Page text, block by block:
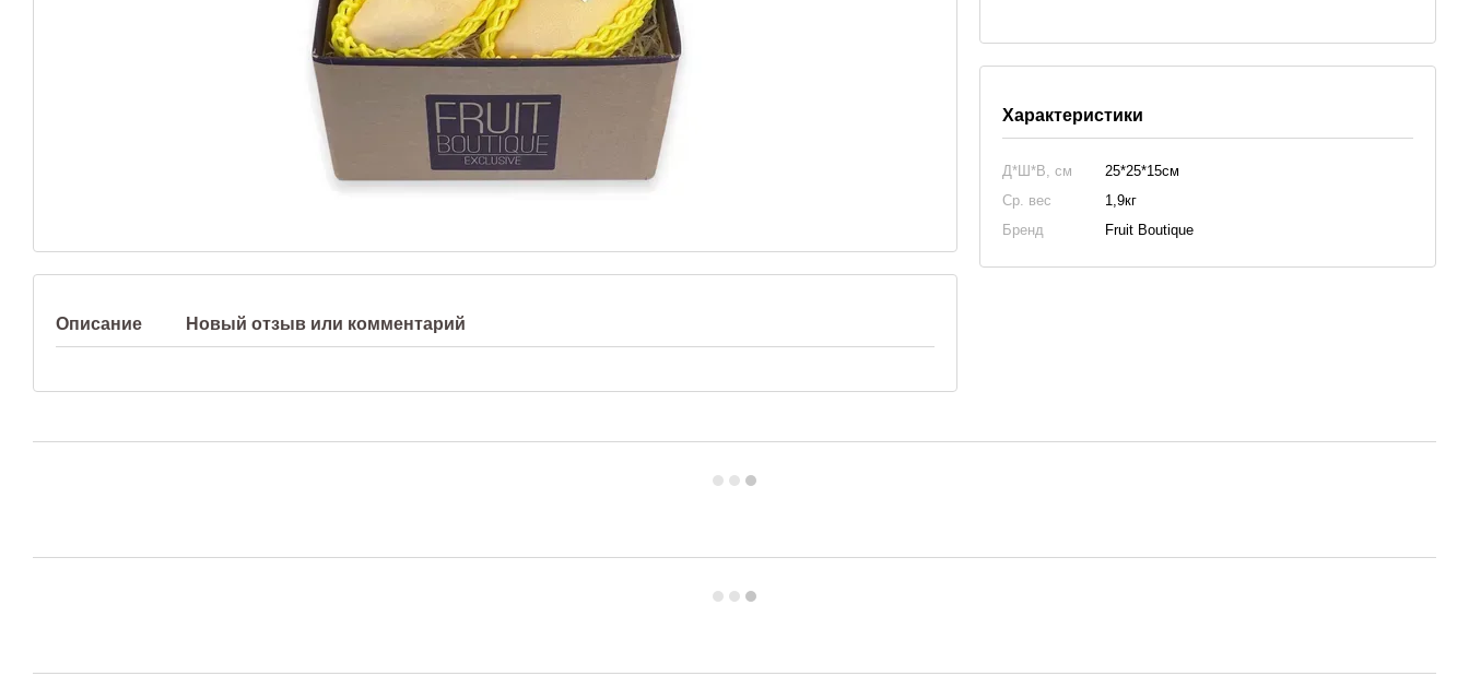
Описание Новый отзыв или комментарий
Характеристики
Д*Ш*В, см
25*25*15см
Ср. вес
1,9кг
Бренд
Fruit Boutique